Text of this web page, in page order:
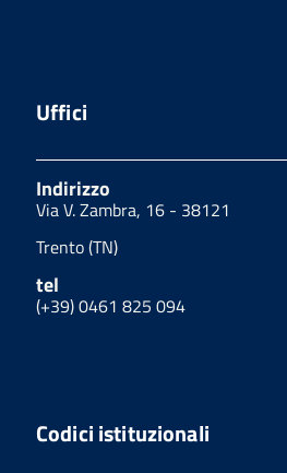
Uffici
Indirizzo
Via V. Zambra, 16 - 38121
Trento (TN)
tel
(+39) 0461 825 094
Codici istituzionali